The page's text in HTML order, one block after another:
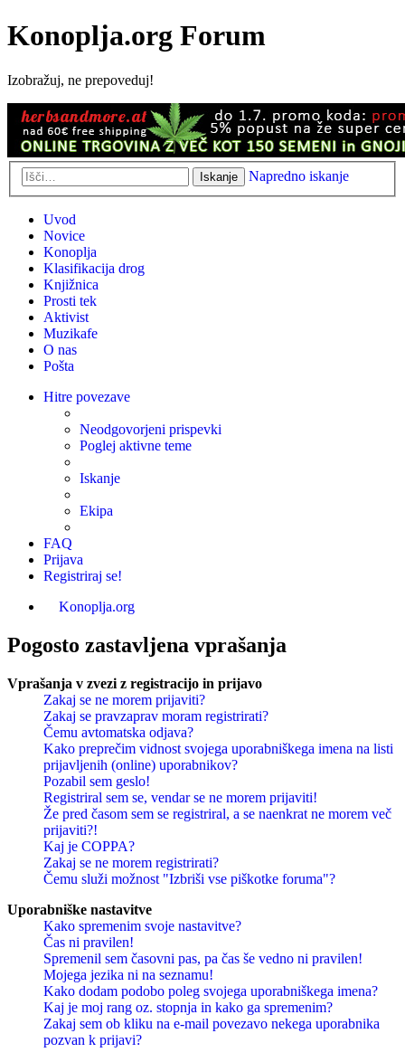
Konoplja.org Forum
Izobražuj, ne prepoveduj!
Iskanje Napredno iskanje
Uvod
Novice
Konoplja
Klasifikacija drog
Knjižnica
Prosti tek
Aktivist
Muzikafe
O nas
Pošta
Hitre povezave
Neodgovorjeni prispevki
Poglej aktivne teme
Iskanje
Ekipa
FAQ
Prijava
Registriraj se!
Konoplja.org
Pogosto zastavljena vprašanja
Vprašanja v zvezi z registracijo in prijavo
Zakaj se ne morem prijaviti?
Zakaj se pravzaprav moram registrirati?
Čemu avtomatska odjava?
Kako preprečim vidnost svojega uporabniškega imena na listi
prijavljenih (online) uporabnikov?
Pozabil sem geslo!
Registriral sem se, vendar se ne morem prijaviti!
Že pred časom sem se registriral, a se naenkrat ne morem več
prijaviti?!
Kaj je COPPA?
Zakaj se ne morem registrirati?
Čemu služi možnost "Izbriši vse piškotke foruma"?
Uporabniške nastavitve
Kako spremenim svoje nastavitve?
Čas ni pravilen!
Spremenil sem časovni pas, pa čas še vedno ni pravilen!
Mojega jezika ni na seznamu!
Kako dodam podobo poleg svojega uporabniškega imena?
Kaj je moj rang oz. stopnja in kako ga spremenim?
Zakaj sem ob kliku na e-mail povezavo nekega uporabnika
pozvan k prijavi?